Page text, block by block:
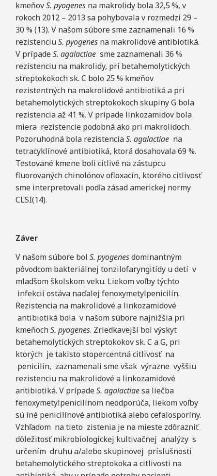
kmeňovS. pyogenes na makrolidy bola 32,5 %, v
rokoch 2012 – 2013 sa pohybovala v rozmedzí 29 –
30 % (13). V našom súbore sme zaznamenali 16 %
rezistenciuS. pyogenes na makrolidové antibiotiká.
V prípadeS. agalactiae sme zaznamenali 36 %
rezistenciu na makrolidy, pri betahemolytických
streptokokoch sk. C bolo 25 % kmeňov
rezistentných na makrolidové antibiotiká a pri
betahemolytických streptokokoch skupiny G bola
rezistencia až 41 %. V prípade linkozamidov bola
miera rezistencie podobná ako pri makrolidoch.
Pozoruhodná bola rezistenciaS. agalactiae na
tetracyklínové antibiotiká, ktorá dosahovala 69 %.
Testované kmene boli citlivé na zástupcu
fluorovaných chinolónov ofloxacín, ktorého citlivosť
sme interpretovali podľa zásad americkej normy
CLSI(14).
Záver
V našom súbore bol S. pyogenesdominantným
pôvodcom bakteriálnej tonzilofaryngitídy u detí v
mladšom školskom veku. Liekom voľby týchto
infekcií ostáva naďalej fenoxymetylpenicilín.
Rezistencia na makrolidové a linkozamidové
antibiotiká bola v našom súbore najnižšia pri
kmeňochS. pyogenes. Zriedkavejší bol výskyt
betahemolytických streptokokov sk. C a G, pri
ktorých je takisto stopercentná citlivosť na
penicilín, zaznamenali sme však výrazne vyššiu
rezistenciu na makrolidové a linkozamidové
antibiotiká. V prípadeS. agalactiaesa liečba
fenoxymetylpenicilínom neodporúča, liekom voľby
sú iné penicilínové antibiotiká alebo cefalosporíny.
Vzhľadom na tieto zistenia je na mieste zdôrazniť
dôležitosť mikrobiologickej kultivačnej analýzy s
určením druhu a/alebo skupinovej príslušnosti
betahemolytického streptokoka a citlivosti na